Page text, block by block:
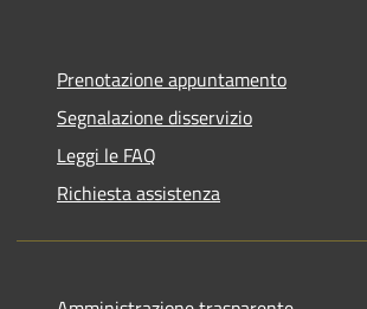
Prenotazione appuntamento
Segnalazione disservizio
Leggi le FAQ
Richiesta assistenza